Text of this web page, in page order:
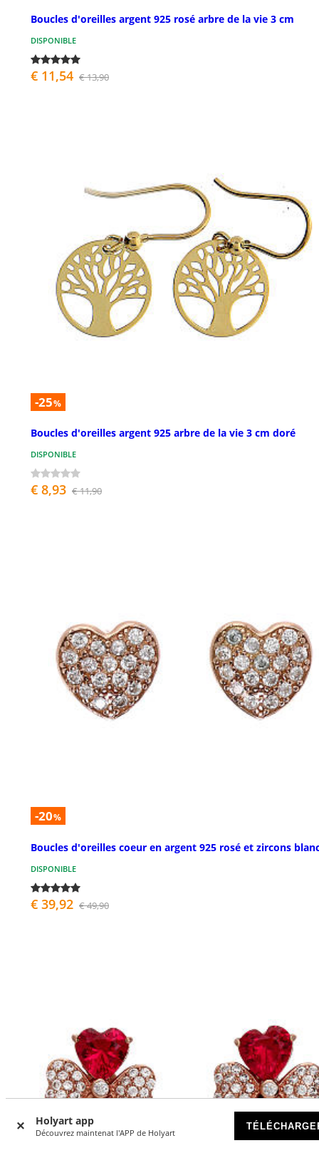
Holyart app
Découvrez maintenat l'APP de Holyart
Boucles d'oreilles argent 925 rosé arbre de la vie 3 cm
DISPONIBLE
€ 11,54 € 13,90
-25%
Boucles d'oreilles argent 925 arbre de la vie 3 cm doré
DISPONIBLE
€ 8,93 € 11,90
-20%
Boucles d'oreilles coeur en argent 925 rosé et zircons
DISPONIBLE
€ 39,92 € 49,90